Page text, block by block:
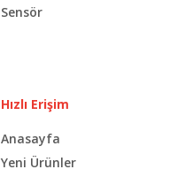
Sensör
Hızlı Erişim
Anasayfa
Yeni Ürünler